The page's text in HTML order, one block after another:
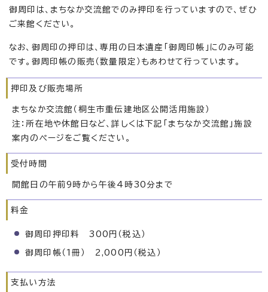
御周印は、まちなか交流館でのみ押印を行っていますので、ぜひ
ご来館ください。
なお、御周印の押印は、専用の日本遺産「御周印帳」にのみ可能
です。御周印帳の販売（数量限定）もあわせて行っています。
押印及び販売場所
まちなか交流館（桐生市重伝建地区公開活用施設）
注：所在地や休館日など、詳しくは下記「まちなか交流館」施設
案内のページをご覧ください。
受付時間
開館日の午前9時から午後4時30分まで
料金
御周印押印料 300円（税込）
御周印帳（1冊） 2,000円（税込）
支払い方法